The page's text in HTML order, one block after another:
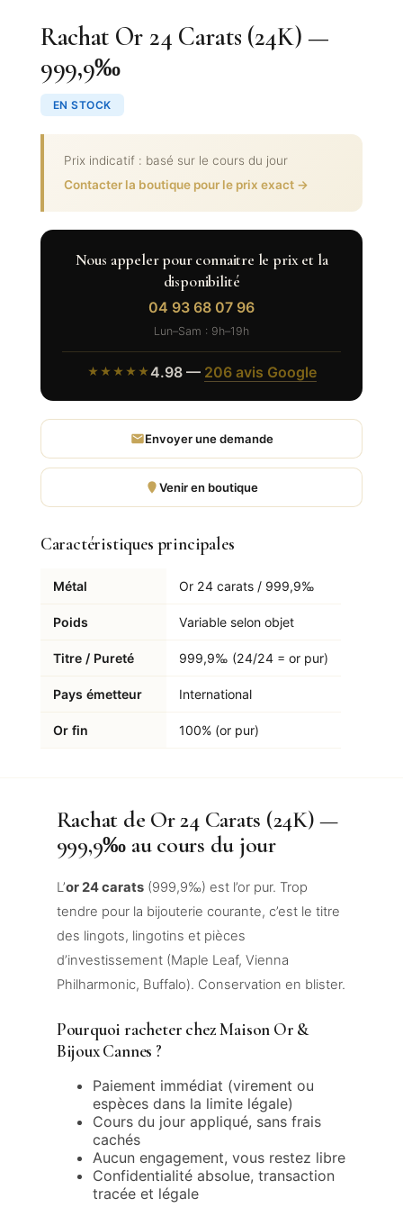
Rachat Or 24 Carats (24K) —
999,9‰
EN STOCK
Prix indicatif : basé sur le cours du jour
Contacter la boutique pour le prix exact →
Nous appeler pour connaitre le prix et la
disponibilité
04 93 68 07 96
Lun–Sam : 9h–19h
★★★★★ 4.98 — 206 avis Google
Envoyer une demande
Venir en boutique
Caractéristiques principales
Métal Or 24 carats / 999,9‰
Poids Variable selon objet
Titre / Pureté 999,9‰ (24/24 = or pur)
Pays émetteur International
Or fin 100% (or pur)
Rachat de Or 24 Carats (24K) —
999,9‰ au cours du jour
L’or 24 carats(999,9‰) est l’or pur. Trop
tendre pour la bijouterie courante, c’est le titre
des lingots, lingotins et pièces
d’investissement (Maple Leaf, Vienna
Philharmonic, Buffalo). Conservation en blister.
Pourquoi racheter chez Maison Or &
Bijoux Cannes ?
Paiement immédiat (virement ou
espèces dans la limite légale)
Cours du jour appliqué, sans frais
cachés
Aucun engagement, vous restez libre
Confidentialité absolue, transaction
tracée et légale